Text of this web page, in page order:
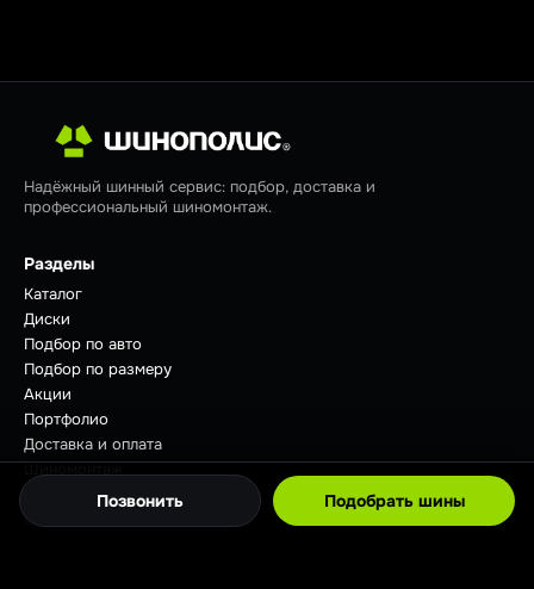
Позвонить Подобрать шины
Надёжный шинный сервис: подбор, доставка и
профессиональный шиномонтаж.
Разделы
Каталог
Диски
Подбор по авто
Подбор по размеру
Акции
Портфолио
Доставка и оплата
Шиномонтаж
Советы